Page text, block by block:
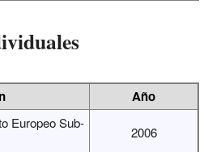
Año
Europeo Sub-
2006